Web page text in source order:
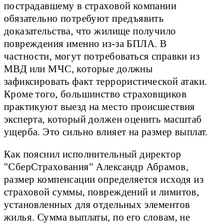
пострадавшему в страховой компании
обязательно потребуют предъявить
доказательства, что жилище получило
повреждения именно из-за БПЛА. В
частности, могут потребоваться справки из
МВД или МЧС, которые должны
зафиксировать факт террористической атаки.
Кроме того, большинство страховщиков
практикуют выезд на место происшествия
эксперта, который должен оценить масштаб
ущерба. Это сильно влияет на размер выплат.
Как пояснил исполнительный директор
"СберСтрахования" Александр Абрамов,
размер компенсации определяется исходя из
страховой суммы, повреждений и лимитов,
установленных для отдельных элементов
жилья. Сумма выплаты, по его словам, не